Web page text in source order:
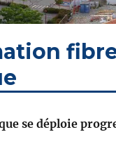
se déploie